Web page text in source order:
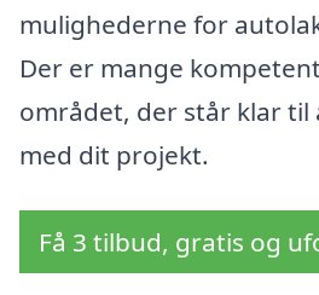
mulighederne for
Der er mange
området, der står klar
med dit projekt.
Få 3 tilbud, gratis og